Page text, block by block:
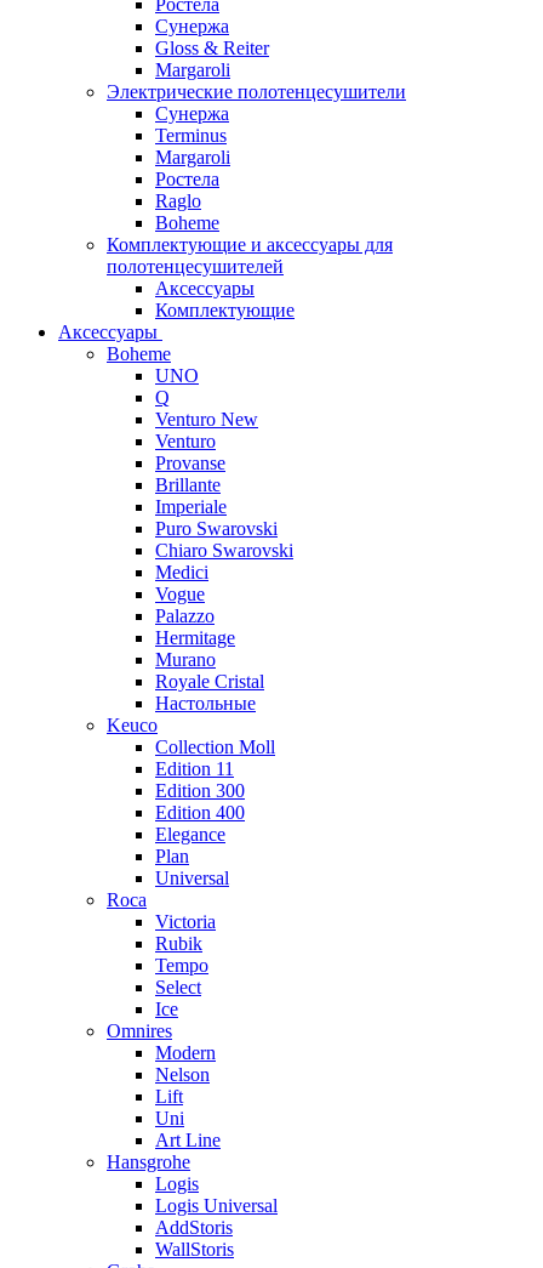
Ростела
Сунержа
Gloss & Reiter
Margaroli
Электрические полотенцесушители
Сунержа
Terminus
Margaroli
Ростела
Raglo
Boheme
Комплектующие и аксессуары для
полотенцесушителей
Аксессуары
Комплектующие
Аксессуары
Boheme
UNO
Q
Venturo New
Venturo
Provanse
Brillante
Imperiale
Puro Swarovski
Chiaro Swarovski
Medici
Vogue
Palazzo
Hermitage
Murano
Royale Cristal
Настольные
Keuco
Collection Moll
Edition 11
Edition 300
Edition 400
Elegance
Plan
Universal
Roca
Victoria
Rubik
Tempo
Select
Ice
Omnires
Modern
Nelson
Lift
Uni
Art Line
Hansgrohe
Logis
Logis Universal
AddStoris
WallStoris